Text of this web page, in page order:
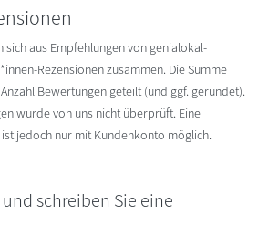
sich aus Empfehlungen von genialokal-
Rezensionen zusammen. Die Summe
Bewertungen geteilt (und ggf. gerundet).
wurde von uns nicht überprüft. Eine
jedoch nur mit Kundenkonto möglich.
schreiben Sie eine